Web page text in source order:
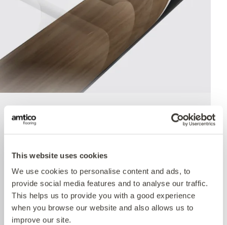
This website uses cookies
We use cookies to personalise content and ads, to
provide social media features and to analyse our traffic.
This helps us to provide you with a good experience
when you browse our website and also allows us to
improve our site.
The crowning feature of our Multiple Performance
System is our Quantum Guard urethane layer.
Amtico’s Quantum Guard is the most durable
urethane on the market. The low-gloss finish also
enhances the realism of our natural-looking
products whilst making them easier to clean and